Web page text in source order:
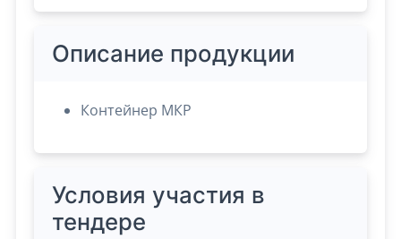
Описание продукции
Контейнер МКР
Условия участия в
тендере